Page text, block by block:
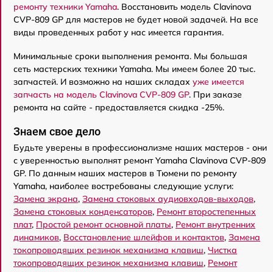
ремонту техники Yamaha. Восстановить модель Clavinova
CVP-809 GP для мастеров не будет новой задачей. На все
виды проведенных работ у нас имеется гарантия.
Минимальные сроки выполнения ремонта. Мы большая
сеть мастерских техники Yamaha. Мы имеем более 20 тыс.
запчастей. И возможно на наших складах уже имеется
запчасть на модель Clavinova CVP-809 GP. При заказе
ремонта на сайте - предоставляется скидка -25%.
Знаем свое дело
Будьте уверены в профессионализме наших мастеров - они
с уверенностью выполнят ремонт Yamaha Clavinova CVP-809
GP. По данным наших мастеров в Тюмени по ремонту
Yamaha, наиболее востребованы следующие услуги:
Замена экрана, Замена стоковых аудиовходов-выходов,
Замена стоковых конденсаторов, Ремонт второстепенных
плат, Простой ремонт основной платы, Ремонт внутренних
динамиков, Восстановление шлейфов и контактов, Замена
токопроводящих резинок механизма клавиш, Чистка
токопроводящих резинок механизма клавиш, Ремонт